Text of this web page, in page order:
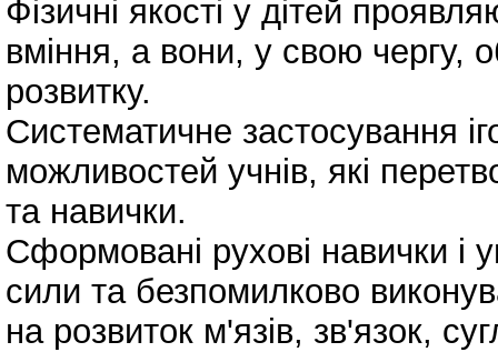
Фізичні якості у дітей
вміння, а вони, у свою чергу,
розвитку.
Систематичне застосування
можливостей учнів, які
та навички.
Сформовані рухові навички і
сили та безпомилково
на розвиток м'язів, зв'язок,